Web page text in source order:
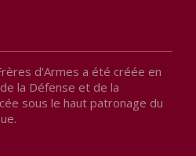
et de liaison
(réédition de Héros
d'Armes a été créée en
la Défense et de la
sous le haut patronage du